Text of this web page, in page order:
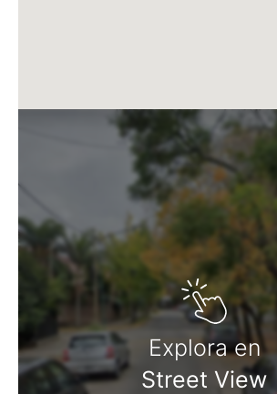
Matrícula CUCICBA N° 8264
Av. Juramento 1775 - Belgrano - CABA
Explora en
Street View